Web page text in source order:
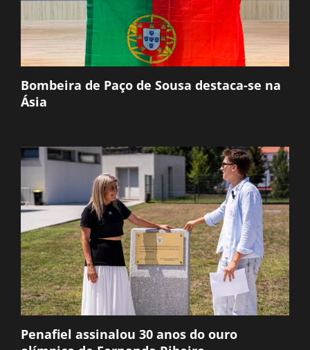
Bombeira de Paço de Sousa destaca-se na
Ásia
Penafiel assinalou 30 anos do ouro